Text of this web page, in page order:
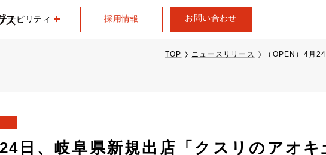
ナビリティ 採用情報 お問い合わせ
TOP ニュースリリース （OPEN）4月
24日、岐阜県新規出店「クスリのアオ